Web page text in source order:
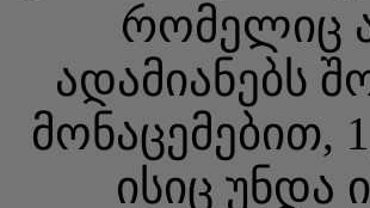
რომელიც
ადამიანებს
ისიც